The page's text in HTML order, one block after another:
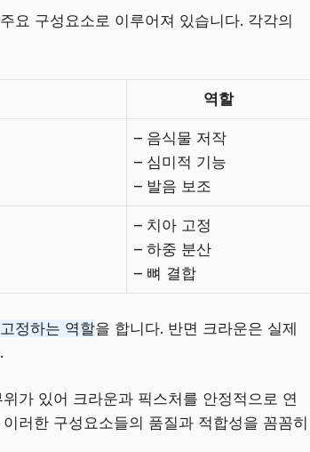
요 구성요소로 이루어져 있습니다. 각각의
역할
– 음식물 저작
– 심미적 기능
– 발음 보조
– 치아 고정
– 하중 분산
– 뼈 결합
정하는 역할을 합니다. 반면 크라운은 실제
가 있어 크라운과 픽스처를 안정적으로 연
러한 구성요소들의 품질과 적합성을 꼼꼼히